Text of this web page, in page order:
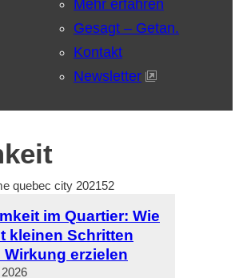
Mehr erfahren
Gesagt – Getan.
Kontakt
Newsletter
im Quartier: Wie
kleinen Schritten
Wirkung erzielen